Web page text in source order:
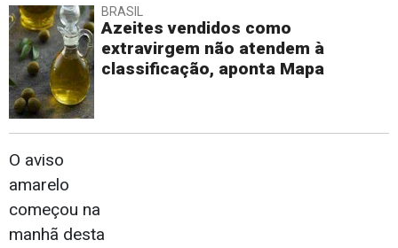
BRASIL
Azeites vendidos como
extravirgem não atendem à
classificação, aponta Mapa
O aviso
amarelo
começou na
manhã desta